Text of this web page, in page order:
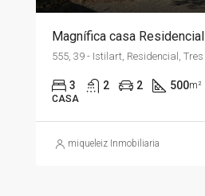
Magnífica casa Residencial
3 2 2 500m²
CASA
miqueleiz Inmobiliaria